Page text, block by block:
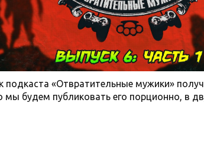
подкаста «Отвратительные мужики»
будем публиковать его порционно, в